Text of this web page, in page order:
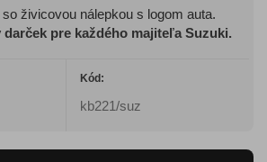
živicovou nálepkou s logom auta.
darček pre každého majiteľa Suzuki.
Kód:
kb221/suz